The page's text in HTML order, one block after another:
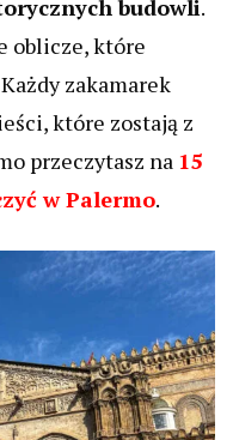
budowli.
oblicze, które
zakamarek
które zostają z
przeczytasz na 15
w Palermo.